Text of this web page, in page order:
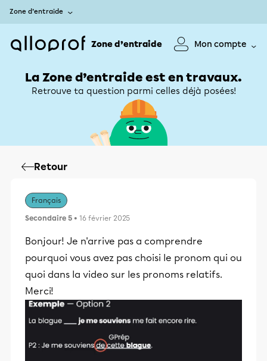
Zone d’entraide
Zone d’entraide Mon compte
La Zone d’entraide est en travaux.
Retrouve ta question parmi celles déjà posées!
Retour
Français
Secondaire 5 • 16 février 2025
Bonjour! Je n'arrive pas a comprendre
pourquoi vous avez pas choisi le pronom qui ou
quoi dans la video sur les pronoms relatifs.
Merci!